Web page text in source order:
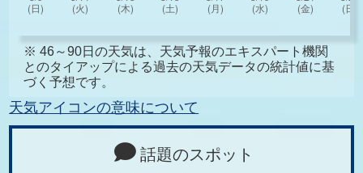
※ 46～90日の天気は、天気予報のエキスパート機関
とのタイアップによる過去の天気データの統計値に基
づく予想です。
天気アイコンの意味について
話題のスポット